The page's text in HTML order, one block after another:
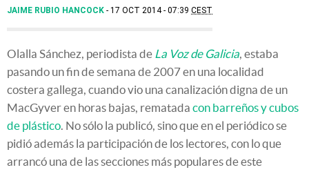
JAIME RUBIO HANCOCK 17 OCT 2014 - 07:39 CEST
Olalla Sánchez, periodista de La Voz de Galicia, estaba
pasando un fin de semana de 2007 en una localidad
costera gallega, cuando vio una canalización digna de un
MacGyver en horas bajas, rematada con barreños y cubos
de plástico. No sólo la publicó, sino que en el periódico se
pidió además la participación de los lectores, con lo que
arrancó una de las secciones más populares de este